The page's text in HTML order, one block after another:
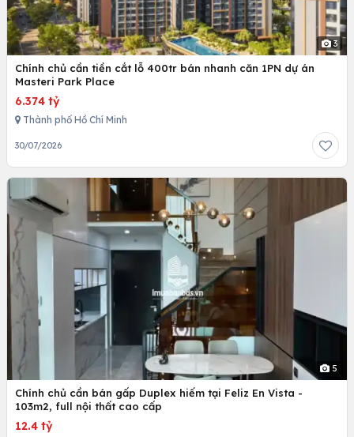
3
Chính chủ cần tiền cắt lỗ 400tr bán nhanh căn 1PN dự án
Masteri Park Place
6.374 tỷ
Thành phố Hồ Chí Minh
30/07/2026
5
Chính chủ cần bán gấp Duplex hiếm tại Feliz En Vista -
103m2, full nội thất cao cấp
12.4 tỷ